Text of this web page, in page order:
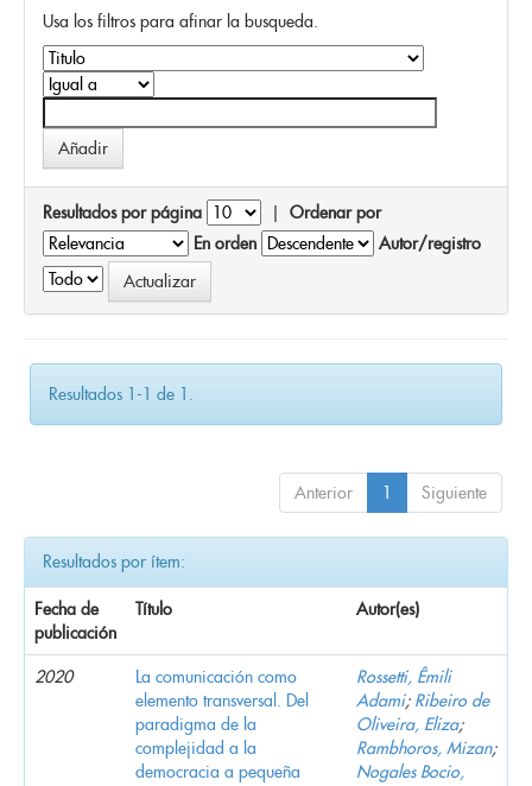
Usa los filtros para afinar la busqueda.
Resultados por página | Ordenar por
En orden
Autor/registro
Resultados 1-1 de 1.
Anterior 1 Siguiente
Resultados por ítem:
Fecha de
publicación
Título Autor(es)
2020
La comunicación como
elemento transversal. Del
paradigma de la
complejidad a la
democracia a pequeña
Rossetti, Êmili
Adami; Ribeiro de
Oliveira, Eliza;
Rambhoros, Mizan;
Nogales Bocio,